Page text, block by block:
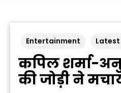
Entertainment Latest
कपिल शर्मा-
की जोड़ी ने